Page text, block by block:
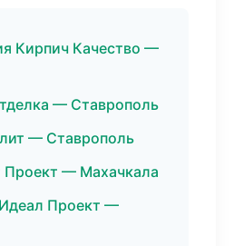
Кирпич Качество —
— Ставрополь
— Ставрополь
— Махачкала
Проект —